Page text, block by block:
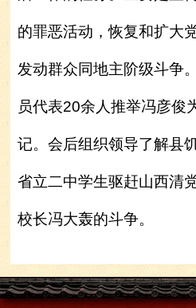
的罪恶活动，恢复和扩大
发动群众同地主阶级斗争
员代表20余人推举冯彦俊
记。会后组织领导了解县
省立二中学生驱赶山西清
校长冯大轰的斗争。